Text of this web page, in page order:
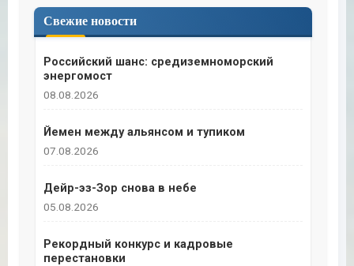
Свежие новости
Российский шанс: средиземноморский
энергомост
08.08.2026
Йемен между альянсом и тупиком
07.08.2026
Дейр-эз-Зор снова в небе
05.08.2026
Рекордный конкурс и кадровые
перестановки